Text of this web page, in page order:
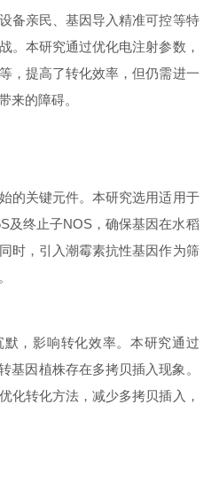
备亲民、基因导入精准可控等特
。本研究通过优化电注射参数，
，提高了转化效率，但仍需进一
来的障碍。
的关键元件。本研究选用适用于
及终止子NOS，确保基因在水稻
时，引入潮霉素抗性基因作为筛
，影响转化效率。本研究通过
基因植株存在多拷贝插入现象。
化转化方法，减少多拷贝插入，